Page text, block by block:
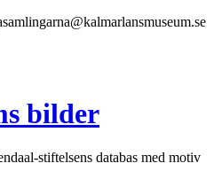
bilder
stiftelsens databas med motiv